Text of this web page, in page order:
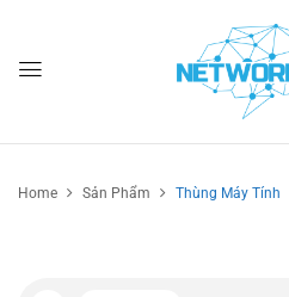
Home Sản Phẩm Thùng Máy Tính